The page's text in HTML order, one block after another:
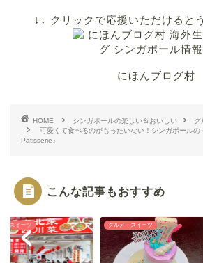
↓↓ クリックで応援いただけると
にほんブログ村
HOME シンガポールの楽しい＆おいしい
グ
可愛くて食べるのがもったいない！シンガポール
Patisserie』
こんな記事もおすすめ
・スイーツ グルメ・スイーツ